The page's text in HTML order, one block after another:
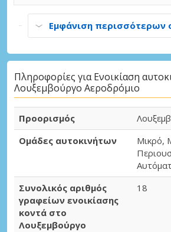
Εμφάνιση περισσότερων
Πληροφορίες για Ενοικίαση
Λουξεμβούργο Αεροδρόμιο
Προορισμός
Ομάδες αυτοκινήτων
Μικρό,
Συνολικός αριθμός
γραφείων ενοικίασης
κοντά στο
Λουξεμβούργο
18